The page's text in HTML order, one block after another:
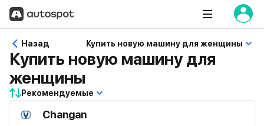
Назад Купить новую машину для женщины
Купить новую машину для
женщины
Рекомендуемые
Changan